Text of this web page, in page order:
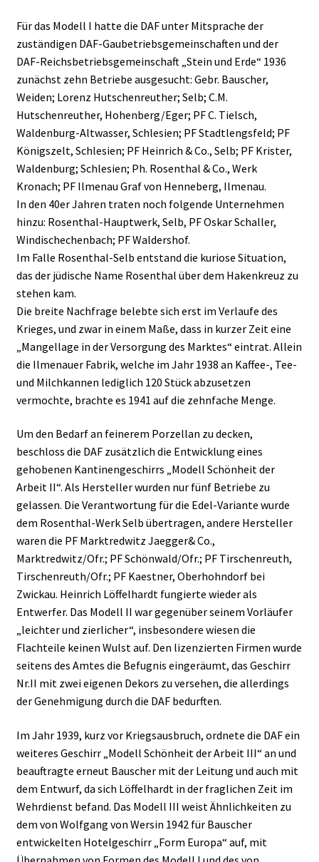
Für das Modell I hatte die DAF unter Mitsprache der
zuständigen DAF-Gaubetriebsgemeinschaften und der
DAF-Reichsbetriebsgemeinschaft „Stein und Erde“ 1936
zunächst zehn Betriebe ausgesucht: Gebr. Bauscher,
Weiden; Lorenz Hutschenreuther; Selb; C.M.
Hutschenreuther, Hohenberg/Eger; PF C. Tielsch,
Waldenburg-Altwasser, Schlesien; PF Stadtlengsfeld; PF
Königszelt, Schlesien; PF Heinrich & Co., Selb; PF Krister,
Waldenburg; Schlesien; Ph. Rosenthal & Co., Werk
Kronach; PF Ilmenau Graf von Henneberg, Ilmenau.
In den 40er Jahren traten noch folgende Unternehmen
hinzu: Rosenthal-Hauptwerk, Selb, PF Oskar Schaller,
Windischechenbach; PF Waldershof.
Im Falle Rosenthal-Selb entstand die kuriose Situation,
das der jüdische Name Rosenthal über dem Hakenkreuz zu
stehen kam.
Die breite Nachfrage belebte sich erst im Verlaufe des
Krieges, und zwar in einem Maße, dass in kurzer Zeit eine
„Mangellage in der Versorgung des Marktes“ eintrat. Allein
die Ilmenauer Fabrik, welche im Jahr 1938 an Kaffee-, Tee-
und Milchkannen lediglich 120 Stück abzusetzen
vermochte, brachte es 1941 auf die zehnfache Menge.
Um den Bedarf an feinerem Porzellan zu decken,
beschloss die DAF zusätzlich die Entwicklung eines
gehobenen Kantinengeschirrs „Modell Schönheit der
Arbeit II“. Als Hersteller wurden nur fünf Betriebe zu
gelassen. Die Verantwortung für die Edel-Variante wurde
dem Rosenthal-Werk Selb übertragen, andere Hersteller
waren die PF Marktredwitz Jaegger& Co.,
Marktredwitz/Ofr.; PF Schönwald/Ofr.; PF Tirschenreuth,
Tirschenreuth/Ofr.; PF Kaestner, Oberhohndorf bei
Zwickau. Heinrich Löffelhardt fungierte wieder als
Entwerfer. Das Modell II war gegenüber seinem Vorläufer
„leichter und zierlicher“, insbesondere wiesen die
Flachteile keinen Wulst auf. Den lizenzierten Firmen wurde
seitens des Amtes die Befugnis eingeräumt, das Geschirr
Nr.II mit zwei eigenen Dekors zu versehen, die allerdings
der Genehmigung durch die DAF bedurften.
Im Jahr 1939, kurz vor Kriegsausbruch, ordnete die DAF ein
weiteres Geschirr „Modell Schönheit der Arbeit III“ an und
beauftragte erneut Bauscher mit der Leitung und auch mit
dem Entwurf, da sich Löffelhardt in der fraglichen Zeit im
Wehrdienst befand. Das Modell III weist Ähnlichkeiten zu
dem von Wolfgang von Wersin 1942 für Bauscher
entwickelten Hotelgeschirr „Form Europa“ auf, mit